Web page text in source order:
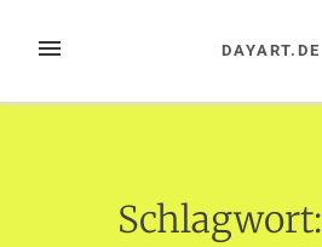
InhaltMENÜ DAYART.DE
Schlagwort: